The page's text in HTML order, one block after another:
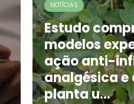
NOTÍCIAS
Estudo
modelos
ação anti-
analgésica
planta u…